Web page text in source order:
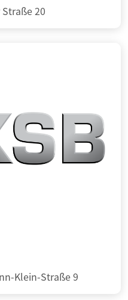
20
Klein-Straße 9